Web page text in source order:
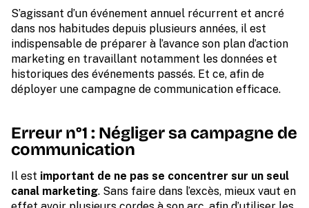
S’agissant d’un événement annuel récurrent et ancré
dans nos habitudes depuis plusieurs années, il est
indispensable de préparer à l’avance son plan d’action
marketing en travaillant notamment les données et
historiques des événements passés. Et ce, afin de
déployer une campagne de communication efficace.
Erreur n°1 : Négliger sa campagne de
communication
Il est important de ne pas se concentrer sur un seul
canal marketing. Sans faire dans l’excès, mieux vaut en